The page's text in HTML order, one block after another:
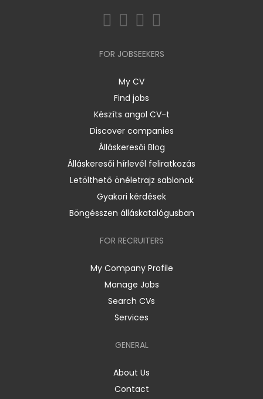
FOR JOBSEEKERS
My CV
Find jobs
Készíts angol CV-t
Discover companies
Álláskeresői Blog
Álláskeresői hírlevél feliratkozás
Letölthető önéletrajz sablonok
Gyakori kérdések
Böngésszen álláskatalógusban
FOR RECRUITERS
My Company Profile
Manage Jobs
Search CVs
Services
GENERAL
About Us
Contact